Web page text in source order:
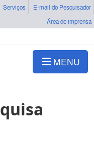
Serviços
E-mail do Pesquisador
Área de imprensa
MENU